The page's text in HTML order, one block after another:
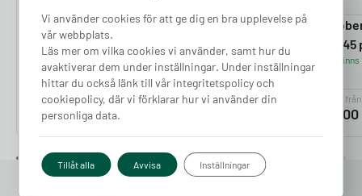
Zaptec Sense –
RJ45 port
Pris från
1 900kr
Zaptec Sense –
RJ12 port
Pris från Pris från
1 900
Vi använder cookies för att ge dig en bra upplevelse på
vår webbplats.
Läs mer om vilka cookies vi använder, samt hur du
avaktiverar dem under inställningar. Under inställningar
hittar du också länk till vår integritetspolicy och
cookiepolicy, där vi förklarar hur vi använder din
personliga data.
Tillåt alla Avvisa Inställningar